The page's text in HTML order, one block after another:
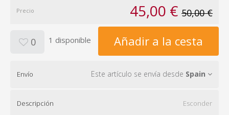
Precio 45,00 € 50,00 €
0 1 disponible Añadir a la cesta
Envío Este artículo se envía desde Spain
Descripción Esconder